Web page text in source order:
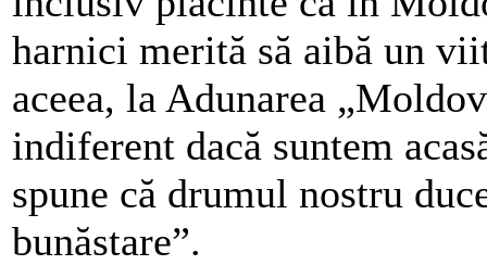
harnici merită să aibă un
aceea, la Adunarea
indiferent dacă suntem
spune că drumul nostru
bunăstare”.